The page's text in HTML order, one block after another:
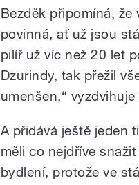
Bezděk připomíná,
povinná, ať už jsou
pilíř už víc než 20 let
Dzurindy, tak přežil
umenšen,“
A přidává ještě jeden
měli co nejdříve
bydlení, protože ve